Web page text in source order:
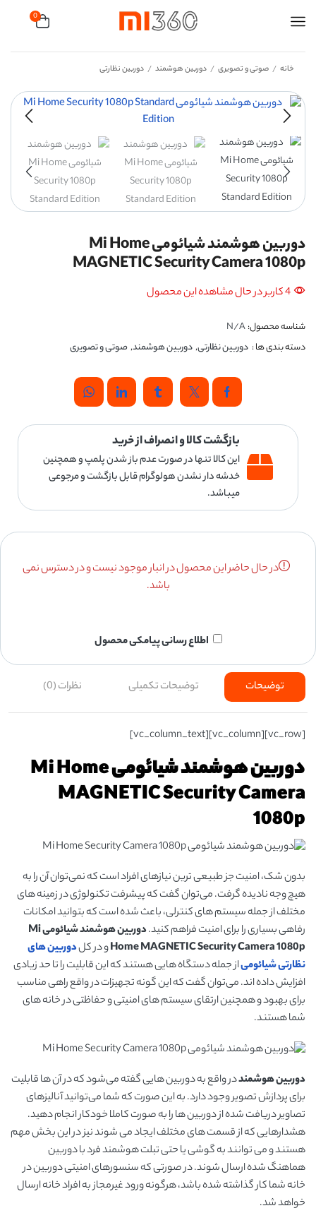
0
خانه / صوتی و تصویری / دوربین هوشمند / دوربین نظارتی
دوربین هوشمند شیائومی Mi Home
MAGNETIC Security Camera 1080p
4 کاربر در حال مشاهده این محصول
شناسه محصول:N/A
دسته بندی ها : دوربین نظارتی,دوربین هوشمند,صوتی و تصویری
بازگشت کالا و انصراف از خرید
این کالا تنها در صورت عدم باز شدن پلمپ و همچنین
خدشه دار نشدن هولوگرام قابل بازگشت و مرجوعی
میباشد.
در حال حاضر این محصول در انبار موجود نیست و در دسترس نمی
باشد.
اطلاع رسانی پیامکی محصول
توضیحات توضیحات تکمیلی نظرات (0)
[vc_row][vc_column][vc_column_text]
دوربین هوشمند شیائومی Mi Home
MAGNETIC Security Camera
1080p
بدون شک، امنیت جز طبیعی ترین نیازهای افراد است که نمی‌توان آن را به
هیچ وجه نادیده گرفت. می‌توان گفت که پیشرفت تکنولوژی در زمینه های
مختلف از جمله سیستم های کنترلی، باعث شده است که بتوانید امکانات
رفاهی بسیاری را برای امنیت فراهم کنید.
دوربین هوشمند شیائومی Mi
Home MAGNETIC Security Camera 1080pو در کلدوربین های
نظارتی شیائومیاز جمله دستگاه هایی هستند که این قابلیت را تا حد زیادی
افزایش داده اند. می‌توان گفت که این گونه تجهیزات در واقع راهی مناسب
برای بهبود و همچنین ارتقای سیستم های امنیتی و حفاظتی در خانه های
شما هستند.
دوربین هوشمنددر واقع به دوربین هایی گفته می‌شود که در آن ها قابلیت
برای پردازش تصویر وجود دارد. به این صورت که شما می‌توانید آنالیزهای
تصاویر دریافت شده از دوربین ها را به صورت کاملا خودکار انجام دهید.
هشدارهایی که از قسمت های مختلف ایجاد می شوند نیز در این بخش مهم
هستند و می توانند به گوشی یا حتی تبلت هوشمند فرد با دوربین
هماهنگ شده ارسال شوند. در صورتی که سنسورهای امنیتی دوربین در
خانه شما کار گذاشته شده باشد، هرگونه ورود غیرمجاز به افراد خانه ارسال
خواهد شد.